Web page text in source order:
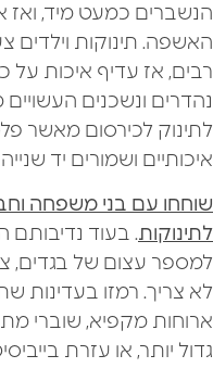
הנשברים כמעט מיד, ואז
האשפה. תינוקות וילדים
רבים, אז עדיף איכות
נהדרים ונשכנים
לתינוק לכירסום מאשר
איכותיים ושמורים יד
שוחחו עם בני משפחה
לתינוקות. בעוד נדיבותם
למספר עצום של בגדים,
לא צריך. רמזו בעדינות
ארוחות מקפיא, שוברי
גדול יותר, או עזרת